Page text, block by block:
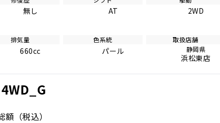
無し AT 2WD
排気量
660cc
色系統
パール
取扱店舗
静岡県
浜松東店
額 （税込）